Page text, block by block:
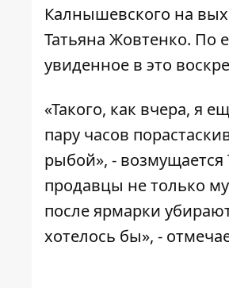
Калнышевского на
Татьяна Жовтенко. По
увиденное в это
«Такого, как вчера, я
пару часов
рыбой», - возмущается
продавцы не только
после ярмарки
хотелось бы», -